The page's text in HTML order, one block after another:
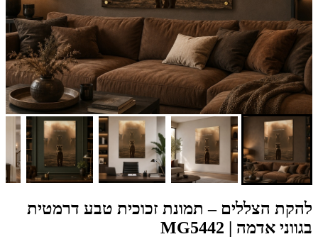
להקת הצללים – תמונת זכוכית טבע דרמטית
בגווני אדמה | MG5442